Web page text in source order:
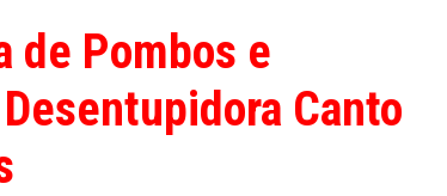
de Pombos e
Canto